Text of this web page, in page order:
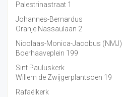
Palestrinastraat 1
Johannes-Bernardus
Oranje Nassaulaan 2
Nicolaas-Monica-Jacobus (NMJ)
Boerhaaveplein 199
Sint Pauluskerk
Willem de Zwijgerplantsoen 19
Rafaëlkerk